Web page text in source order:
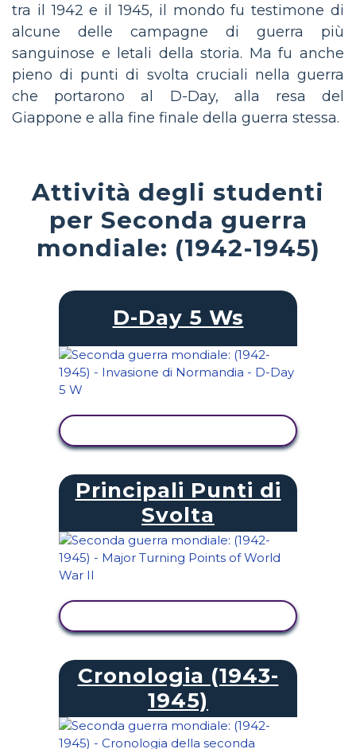
tra il 1942 e il 1945, il mondo fu testimone di
alcune delle campagne di guerra più
sanguinose e letali della storia. Ma fu anche
pieno di punti di svolta cruciali nella guerra
che portarono al D-Day, alla resa del
Giappone e alla fine finale della guerra stessa.
Attività degli studenti
per Seconda guerra
mondiale: (1942-1945)
D-Day 5 Ws
Principali Punti di
Svolta
Cronologia (1943-
1945)